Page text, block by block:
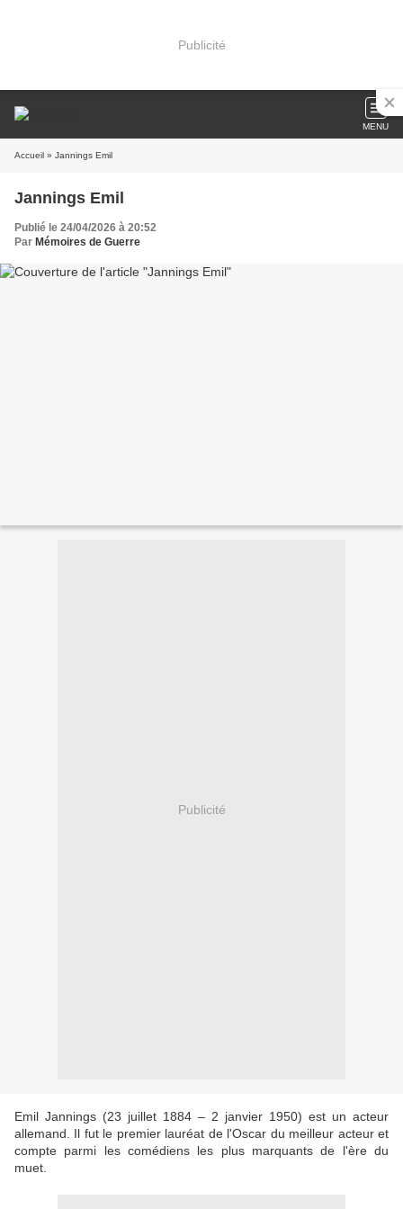
Publicité
MENU
Accueil » Jannings Emil
Jannings Emil
Publié le 24/04/2026 à 20:52
Par Mémoires de Guerre
Publicité
Emil Jannings (23 juillet 1884 – 2 janvier 1950) est un acteur
allemand. Il fut le premier lauréat de l'Oscar du meilleur acteur et
compte parmi les comédiens les plus marquants de l'ère du
muet.